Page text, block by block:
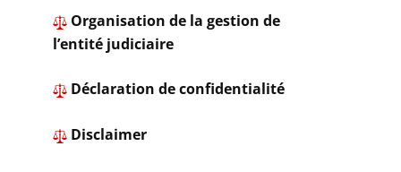
Organisation de la gestion de
l’entité judiciaire
​ ​Déclaration de confidentialité
Disclaimer